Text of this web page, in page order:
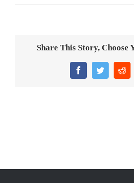
Share This Story, Choose
FacebookTwitter